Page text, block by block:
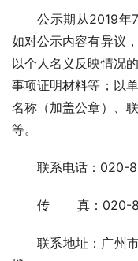
公示期从2019年
如对公示内容有异议
以个人名义反映情况
事项证明材料等；以
名称（加盖公章）、
等。
联系电话：020-
传 真：020-
联系地址：广州